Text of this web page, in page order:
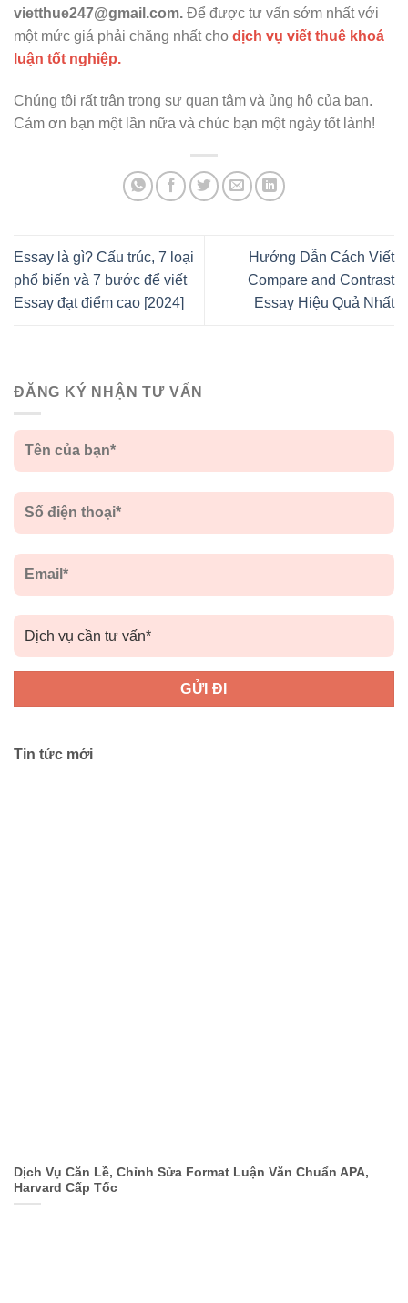
vietthue247@gmail.com. Để được tư vấn sớm nhất với
một mức giá phải chăng nhất cho dịch vụ viết thuê khoá
luận tốt nghiệp.
Chúng tôi rất trân trọng sự quan tâm và ủng hộ của bạn.
Cảm ơn bạn một lần nữa và chúc bạn một ngày tốt lành!
Essay là gì? Cấu trúc, 7 loại
phổ biến và 7 bước để viết
Essay đạt điểm cao [2024]
Hướng Dẫn Cách Viết
Compare and Contrast
Essay Hiệu Quả Nhất
ĐĂNG KÝ NHẬN TƯ VẤN
Tin tức mới
Dịch Vụ Căn Lề, Chỉnh Sửa Format Luận Văn Chuẩn APA,
Harvard Cấp Tốc